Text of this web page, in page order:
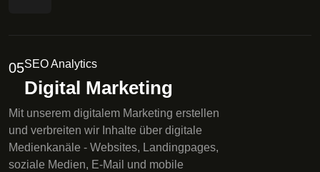
05SEO Analytics
Digital Marketing
Mit unserem digitalem Marketing erstellen
und verbreiten wir Inhalte über digitale
Medienkanäle - Websites, Landingpages,
soziale Medien, E-Mail und mobile